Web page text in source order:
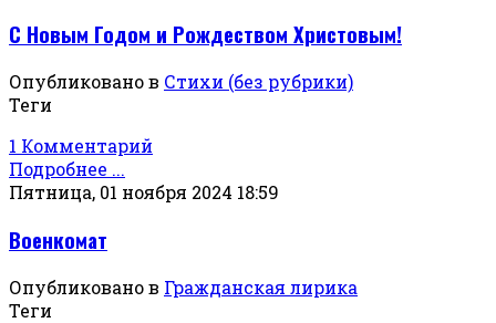
С Новым Годом и Рождеством Христовым!
Опубликовано в Стихи (без рубрики)
Теги
1 Комментарий
Подробнее ...
Пятница, 01 ноября 2024 18:59
Военкомат
Опубликовано в Гражданская лирика
Теги